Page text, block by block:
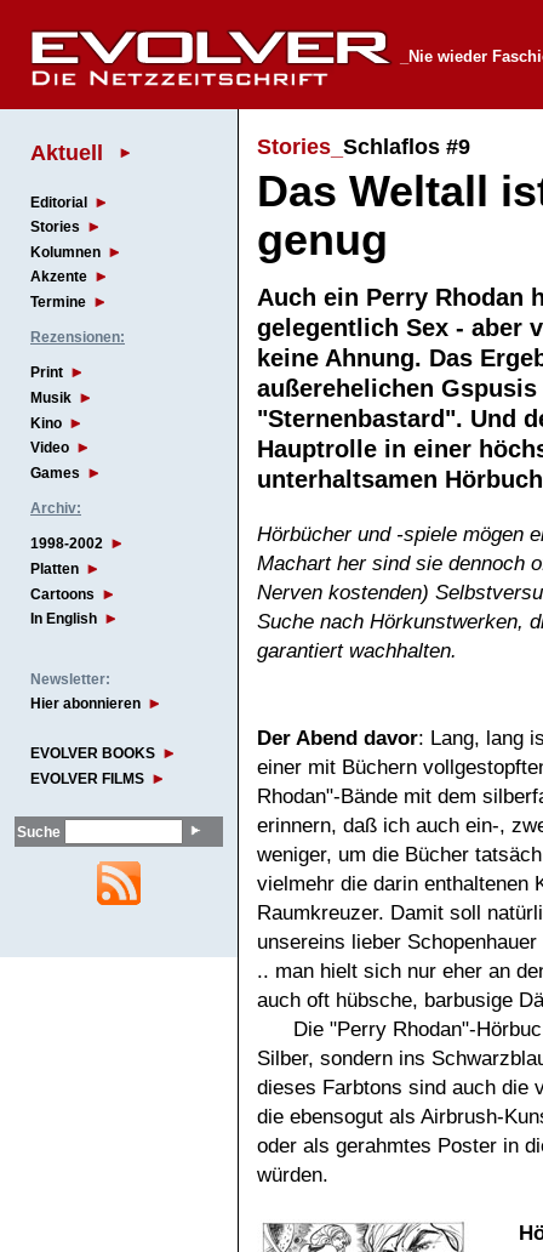
_Nie wieder
Aktuell
Editorial
Stories
Kolumnen
Akzente
Termine
Rezensionen:
Print
Musik
Kino
Video
Games
Archiv:
1998-2002
Platten
Cartoons
In English
Newsletter:
Hier abonnieren
EVOLVER BOOKS
EVOLVER FILMS
Suche
Stories_ Schlaflos #9
Das Weltall
genug
Auch ein Perry Rhodan
gelegentlich Sex - aber
keine Ahnung. Das
außerehelichen
"Sternenbastard". Und
Hauptrolle in einer
unterhaltsamen
Hörbücher und -spiele mögen
Machart her sind sie dennoch
Nerven kostenden)
Suche nach Hörkunstwerken,
garantiert wachhalten.
Der Abend davor: Lang, lang
einer mit Büchern
Rhodan"-Bände mit dem
erinnern, daß ich auch ein-,
weniger, um die Bücher
vielmehr die darin enthaltenen
Raumkreuzer. Damit soll
unsereins lieber
.. man hielt sich nur eher an
auch oft hübsche, barbusige
Die "Perry Rhodan"-
Silber, sondern ins
dieses Farbtons sind auch die
die ebensogut als Airbrush-
oder als gerahmtes Poster in
würden.